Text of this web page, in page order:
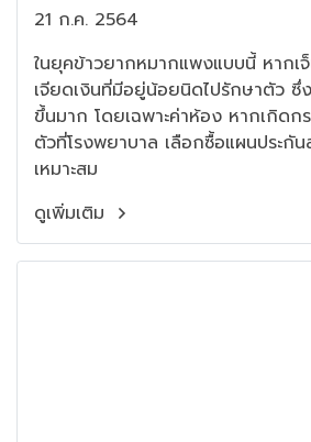
21 ก.ค. 2564
ในยุคข้าวยากหมากแพงแบบนี้ หาก
เจียดเงินที่มีอยู่น้อยนิดไปรักษาตัว ซึ่
ขึ้นมาก โดยเฉพาะค่าห้อง หากเกิด
ตัวที่โรงพยาบาล เลือกซื้อแผนประกั
เหมาะสม
ดูเพิ่มเติม